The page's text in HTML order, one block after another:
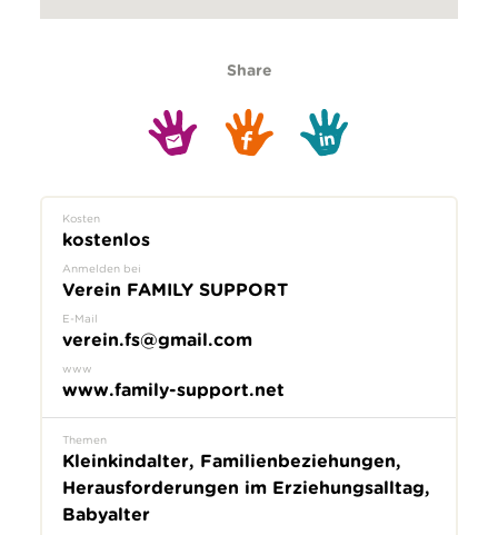
Share
Kosten
kostenlos
Anmelden bei
Verein FAMILY SUPPORT
E-Mail
verein.fs@gmail.com
www
www.family-support.net
Themen
Kleinkindalter, Familienbeziehungen,
Herausforderungen im Erziehungsalltag,
Babyalter